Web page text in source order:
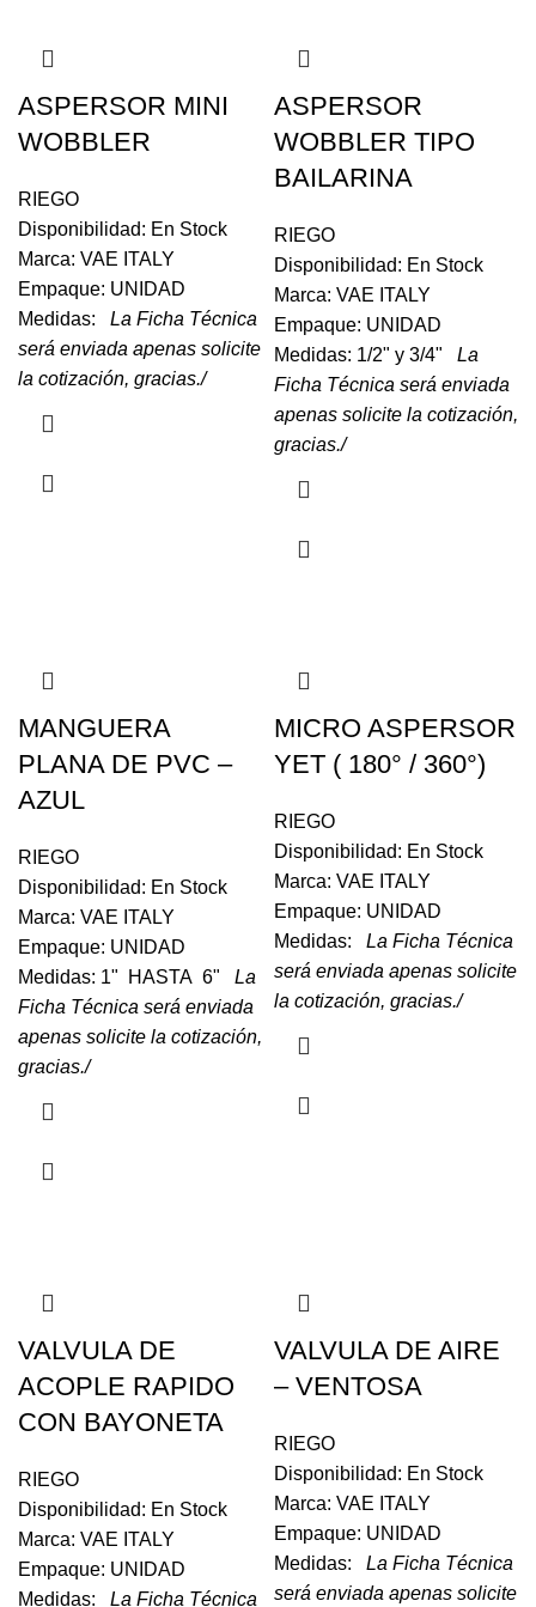
ASPERSOR MINI
WOBBLER
RIEGO
Disponibilidad: En Stock
Marca: VAE ITALY
Empaque: UNIDAD
Medidas: La Ficha Técnica
será enviada apenas solicite
la cotización, gracias./
ASPERSOR
WOBBLER TIPO
BAILARINA
RIEGO
Disponibilidad: En Stock
Marca: VAE ITALY
Empaque: UNIDAD
Medidas: 1/2" y 3/4" La
Ficha Técnica será enviada
apenas solicite la cotización,
gracias./
MANGUERA
PLANA DE PVC –
AZUL
RIEGO
Disponibilidad: En Stock
Marca: VAE ITALY
Empaque: UNIDAD
Medidas: 1" HASTA 6" La
Ficha Técnica será enviada
apenas solicite la cotización,
gracias./
MICRO ASPERSOR
YET ( 180° / 360°)
RIEGO
Disponibilidad: En Stock
Marca: VAE ITALY
Empaque: UNIDAD
Medidas: La Ficha Técnica
será enviada apenas solicite
la cotización, gracias./
VALVULA DE
ACOPLE RAPIDO
CON BAYONETA
RIEGO
Disponibilidad: En Stock
Marca: VAE ITALY
Empaque: UNIDAD
Medidas: La Ficha Técnica
VALVULA DE AIRE
– VENTOSA
RIEGO
Disponibilidad: En Stock
Marca: VAE ITALY
Empaque: UNIDAD
Medidas: La Ficha Técnica
será enviada apenas solicite